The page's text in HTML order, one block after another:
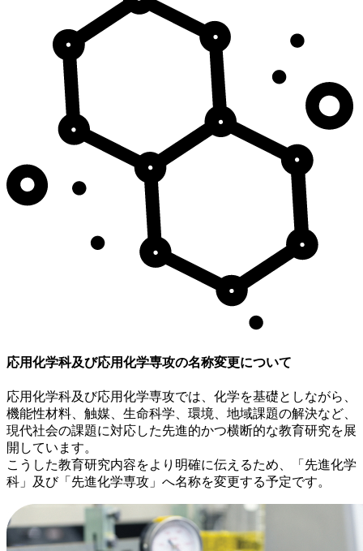
応用化学科及び応用化学専攻の名称変更について
応用化学科及び応用化学専攻では、化学を基礎としながら、
機能性材料、触媒、生命科学、環境、地域課題の解決など、
現代社会の課題に対応した先進的かつ横断的な教育研究を展
開しています。
こうした教育研究内容をより明確に伝えるため、
「先進化学
科」及び「先進化学専攻」 へ名称を変更する予定です。